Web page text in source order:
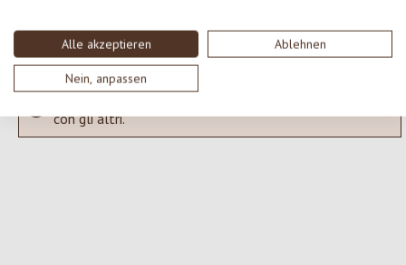
Alle akzeptieren Ablehnen
Nein, anpassen
Nessuna recensione trovata Condividi le tue opinioni
con gli altri.